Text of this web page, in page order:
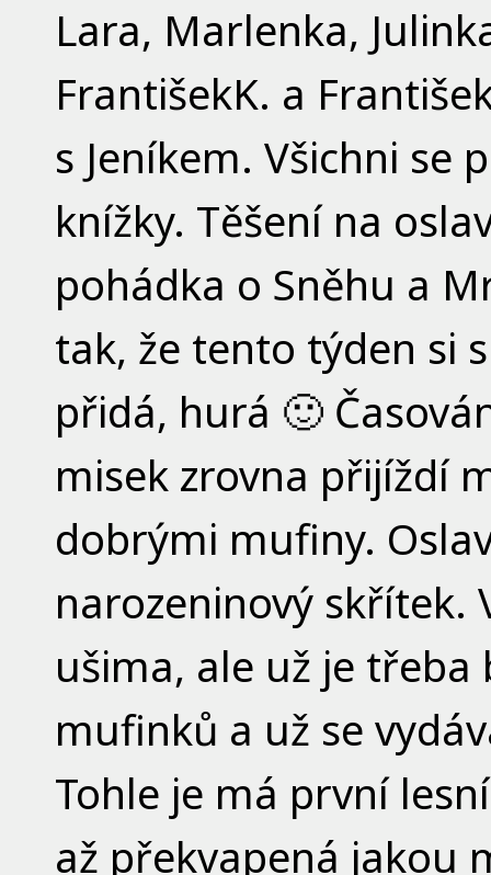
Lara, Marlenka,
FrantišekK. a
s Jeníkem. Všichni se
knížky. Těšení na
pohádka o Sněhu a
tak, že tento týden si
přidá, hurá 🙂
misek zrovna přijíždí
dobrými mufiny.
narozeninový skřítek.
ušima, ale už je
mufinků a už se
Tohle je má první
až překvapená jakou